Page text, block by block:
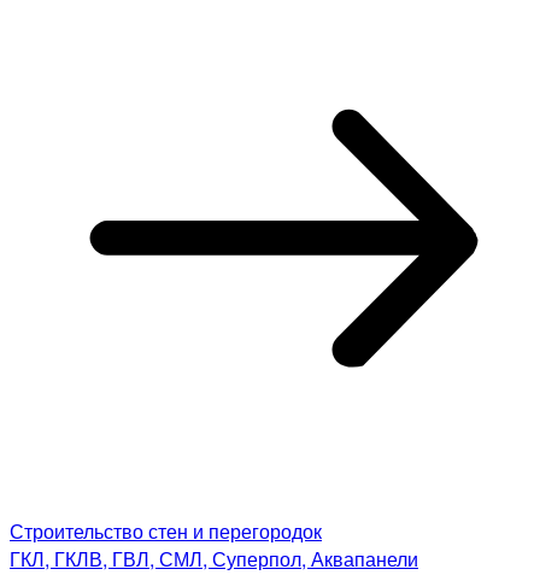
Строительство стен и перегородок
ГКЛ, ГКЛВ, ГВЛ, СМЛ, Суперпол, Аквапанели